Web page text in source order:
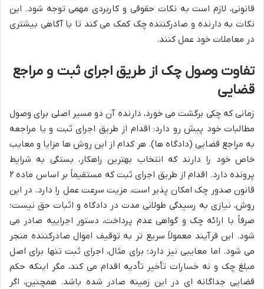
قانونی، لازم است به نکات حقوقی و کاربردی مهمی توجه شود. این
نکات به دارنده و صادرکننده چک کمک می کند تا با آگاهی بیشتری
در معاملات خود عمل کنند.
تفاوت وصول چک از طریق اجرای ثبت و مراجع
قضایی
زمانی که چکی برگشت می خورد، دارنده آن دو مسیر اصلی برای وصول
مطالبات خود پیش رو دارد: اقدام از طریق اجرای ثبت و یا مراجعه
به مراجع قضایی (دادگاه ها). هر کدام از این روش ها مزایا و معایب
خاص خود را دارند که انتخاب بهترین راهکار، بستگی به شرایط
پرونده دارد. اقدام از طریق اجرای ثبت که مستقیماً بر اساس ماده ۲
قانون صدور چک امکان پذیر است، مزیت سرعت عمل را دارد. در این
روش، نیازی به رسیدگی طولانی مدت در دادگاه و اثبات حق نیست؛
صرفاً با ارائه چک و گواهی عدم پرداخت، دستور اجراییه صادر می
شود. این فرآیند معمولاً سریع تر به توقیف اموال صادرکننده منجر
می شود. اما معایبی نیز دارد؛ برای مثال، اجرای ثبت تنها برای اصل
مبلغ چک و نه خسارات تأخیر تأدیه اقدام می کند، مگر اینکه حکم
قضایی جداگانه ای در این زمینه صادر شده باشد. همچنین، اگر